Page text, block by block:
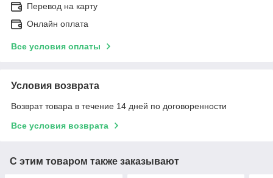
Перевод на карту
Онлайн оплата
Все условия оплаты
Условия возврата
Возврат товара в течение 14 дней по договоренности
Все условия возврата
С этим товаром также заказывают